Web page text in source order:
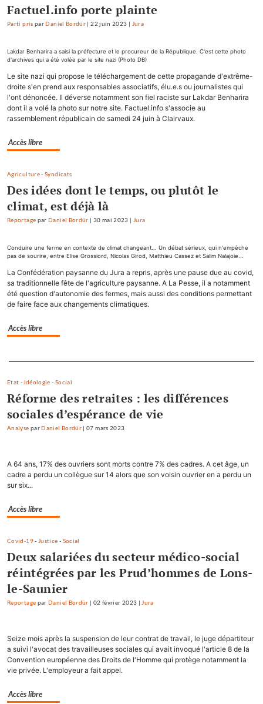
Factuel.info porte plainte
Parti pris parDaniel Bordür |22 juin 2023 | Jura
Lakdar Benharira a saisi la préfecture et le procureur de la République. C'est cette photo
d'archives qui a été volée par le site nazi (Photo DB)
Le site nazi qui propose le téléchargement de cette propagande d'extrême-
droite s'en prend aux responsables associatifs, élu.e.s ou journalistes qui
l'ont dénoncée. Il déverse notamment son fiel raciste sur Lakdar Benharira
dont il a volé la photo sur notre site. Factuel.info s'associe au
rassemblement républicain de samedi 24 juin à Clairvaux.
Accès libre
Agriculture-Syndicats
Des idées dont le temps, ou plutôt le
climat, est déjà là
Reportage parDaniel Bordür | 30 mai 2023 | Jura
Conduire une ferme en contexte de climat changeant... Un débat sérieux, qui n'empêche
pas de sourire, entre Elise Grossiord, Nicolas Girod, Matthieu Cassez et Salim Nalajoie...
La Confédération paysanne du Jura a repris, après une pause due au covid,
sa traditionnelle fête de l'agriculture paysanne. A La Pesse, il a notamment
été question d'autonomie des fermes, mais aussi des conditions permettant
de faire face aux changements climatiques.
Accès libre
Separateur
Etat - Idéologie - Social
Réforme des retraites : les différences
sociales d’espérance de vie
Analyse parDaniel Bordür |07 mars 2023
A 64 ans, 17% des ouvriers sont morts contre 7% des cadres. A cet âge, un
cadre a perdu un collègue sur 14 alors que son voisin ouvrier en a perdu un
sur six...
Accès libre
Covid-19- Justice - Social
Deux salariées du secteur médico-social
réintégrées par les Prud’hommes de Lons-
le-Saunier
Reportage parDaniel Bordür | 02 février 2023 |Jura
Seize mois après la suspension de leur contrat de travail, le juge départiteur
a suivi l'avocat des travailleuses sociales qui avait invoqué l'article 8 de la
Convention européenne des Droits de l'Homme qui protège notamment la
vie privée. L'employeur a fait appel.
Accès libre